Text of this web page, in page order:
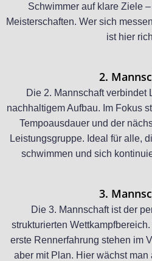
Schwimmer auf klare Ziele
Meisterschaften. Wer sich
ist hier
2.
Die 2. Mannschaft verbindet
nachhaltigem Aufbau. Im Fokus
Tempoausdauer und der
Leistungsgruppe. Ideal für alle,
schwimmen und sich
3.
Die 3. Mannschaft ist der
strukturierten
erste Rennerfahrung stehen im
aber mit Plan. Hier wächst man